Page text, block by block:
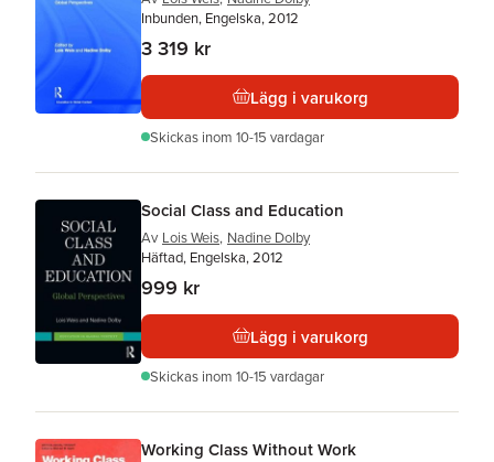
Inbunden, Engelska, 2012
3 319 kr
Lägg i varukorg
Skickas inom 10-15 vardagar
Social Class and Education
Av Lois Weis, Nadine Dolby
Häftad, Engelska, 2012
999 kr
Lägg i varukorg
Skickas inom 10-15 vardagar
Working Class Without Work